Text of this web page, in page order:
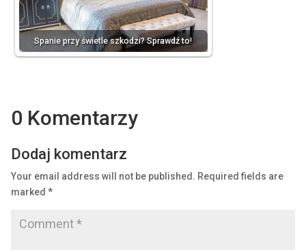
Spanie przy świetle szkodzi? Sprawdź to!
0 Komentarzy
Dodaj komentarz
Your email address will not be published. Required fields are
marked *